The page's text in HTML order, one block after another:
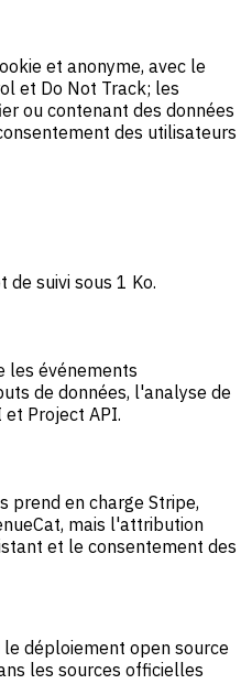
et anonyme, avec le
et Do Not Track; les
ou contenant des données
des utilisateurs
de suivi sous 1 Ko.
les événements
de données, l'analyse de
et Project API.
prend en charge Stripe,
mais l'attribution
et le consentement des
déploiement open source
les sources officielles